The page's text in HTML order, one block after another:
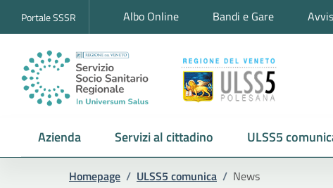
Portale SSSR Albo Online Bandi e Gare
Azienda Servizi al cittadino ULSS5
Homepage / ULSS5 comunica / News